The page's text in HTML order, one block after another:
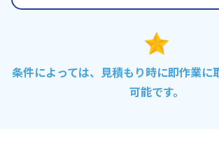
条件によっては、見積もり時に即作業に
可能です。